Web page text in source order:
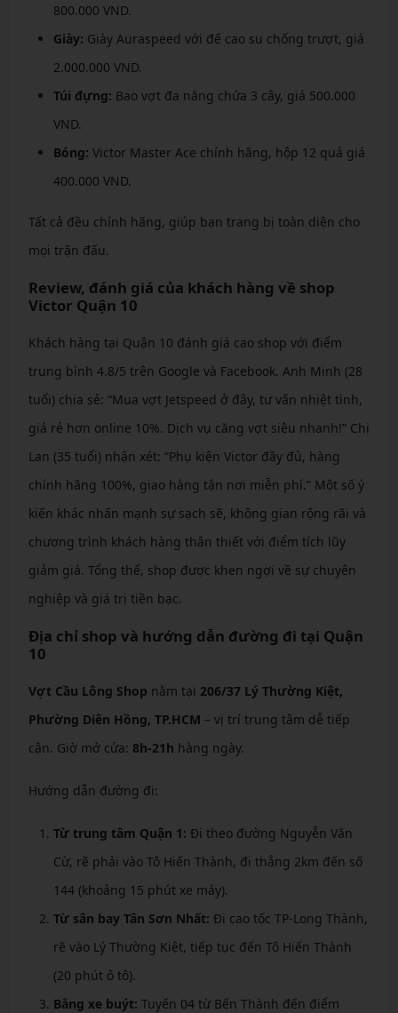
800.000 VND.
Giày: Giày Auraspeed với đế cao su chống trượt, giá
2.000.000 VND.
Túi đựng: Bao vợt đa năng chứa 3 cây, giá 500.000
VND.
Bóng: Victor Master Ace chính hãng, hộp 12 quả giá
400.000 VND.
Tất cả đều chính hãng, giúp bạn trang bị toàn diện cho
mọi trận đấu.
Review, đánh giá của khách hàng về shop
Victor Quận 10
Khách hàng tại Quận 10 đánh giá cao shop với điểm
trung bình 4.8/5 trên Google và Facebook. Anh Minh (28
tuổi) chia sẻ: “Mua vợt Jetspeed ở đây, tư vấn nhiệt tình,
giá rẻ hơn online 10%. Dịch vụ căng vợt siêu nhanh!” Chị
Lan (35 tuổi) nhận xét: “Phụ kiện Victor đầy đủ, hàng
chính hãng 100%, giao hàng tận nơi miễn phí.” Một số ý
kiến khác nhấn mạnh sự sạch sẽ, không gian rộng rãi và
chương trình khách hàng thân thiết với điểm tích lũy
giảm giá. Tổng thể, shop được khen ngợi về sự chuyên
nghiệp và giá trị tiền bạc.
Địa chỉ shop và hướng dẫn đường đi tại Quận
10
Vợt Cầu Lông Shop nằm tại 206/37 Lý Thường Kiệt,
Phường Diên Hồng, TP.HCM – vị trí trung tâm dễ tiếp
cận. Giờ mở cửa: 8h-21h hàng ngày.
Hướng dẫn đường đi:
Từ trung tâm Quận 1: Đi theo đường Nguyễn Văn
Cừ, rẽ phải vào Tô Hiến Thành, đi thẳng 2km đến số
144 (khoảng 15 phút xe máy).
Từ sân bay Tân Sơn Nhất: Đi cao tốc TP-Long Thành,
rẽ vào Lý Thường Kiệt, tiếp tục đến Tô Hiến Thành
(20 phút ô tô).
Bằng xe buýt: Tuyến 04 từ Bến Thành đến điểm